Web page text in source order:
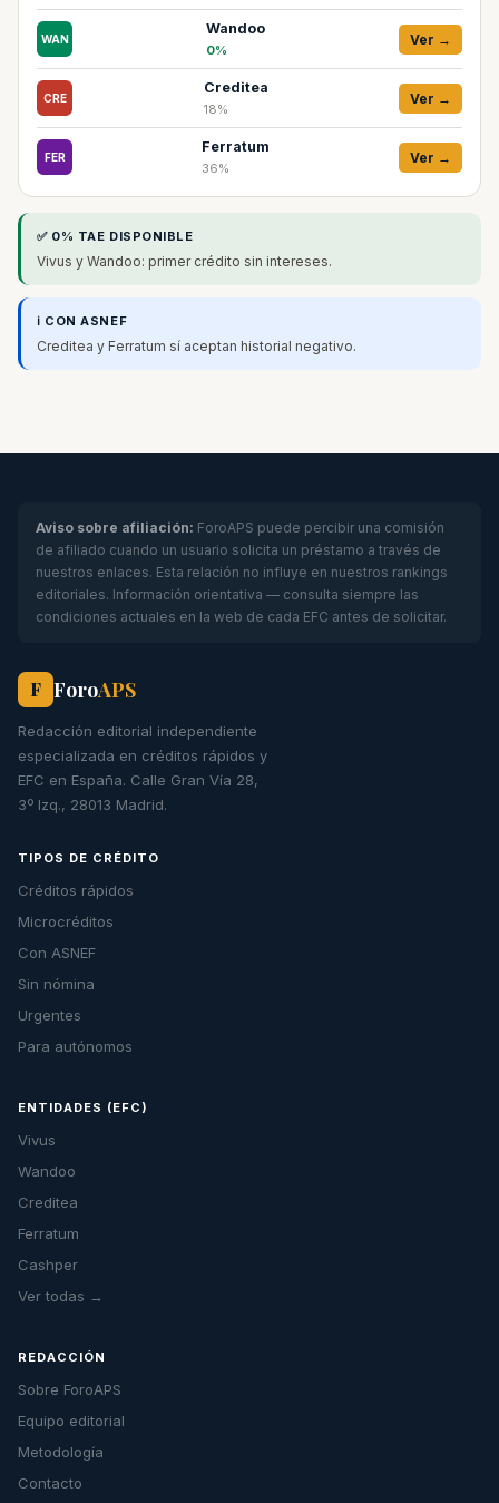
WAN
Wandoo
0%
Ver →
CRE
Creditea
18%
Ver →
FER
Ferratum
36%
Ver →
✅ 0% TAE DISPONIBLE
Vivus y Wandoo: primer crédito sin intereses.
ℹ️ CON ASNEF
Creditea y Ferratum sí aceptan historial negativo.
Aviso sobre afiliación: ForoAPS puede percibir una comisión
de afiliado cuando un usuario solicita un préstamo a través de
nuestros enlaces. Esta relación no influye en nuestros rankings
editoriales. Información orientativa — consulta siempre las
condiciones actuales en la web de cada EFC antes de solicitar.
F ForoAPS
Redacción editorial independiente
especializada en créditos rápidos y
EFC en España. Calle Gran Vía 28,
3º Izq., 28013 Madrid.
TIPOS DE CRÉDITO
Créditos rápidos
Microcréditos
Con ASNEF
Sin nómina
Urgentes
Para autónomos
ENTIDADES (EFC)
Vivus
Wandoo
Creditea
Ferratum
Cashper
Ver todas →
REDACCIÓN
Sobre ForoAPS
Equipo editorial
Metodología
Contacto